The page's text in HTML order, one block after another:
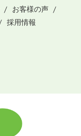
お客様の声
採用情報